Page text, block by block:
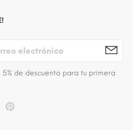
de descuento para tu primera